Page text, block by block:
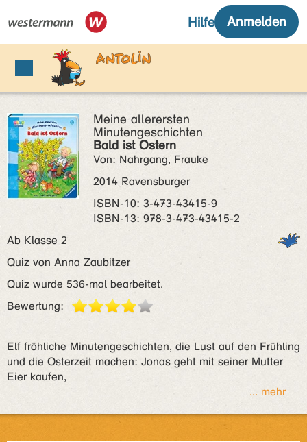
Meine allerersten
Minutengeschichten
Bald ist Ostern
Von: Nahrgang, Frauke
2014 Ravensburger
ISBN‑10: 3-473-43415-9
ISBN‑13: 978-3-473-43415-2
Ab Klasse 2
Quiz von Anna Zaubitzer
Quiz wurde 536-mal bearbeitet.
Bewertung:
Elf fröhliche Minutengeschichten, die Lust auf den Frühling
und die Osterzeit machen: Jonas geht mit seiner Mutter
Eier kaufen,
... mehr